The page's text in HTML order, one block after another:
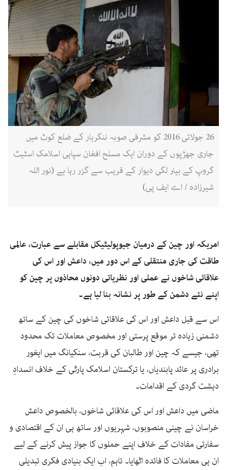
26 جولائی 2016 کو مشرقی صوبہ ننگرہار کے ضلع کوٹ میں
جاری جھڑپوں کے دوران ایک مسلح افغان سپاہی اسلامک اسٹیٹ
گروپ کے بینر لگی دیوار کے قریب سے گزر رہا ہے (نور اللہ
شیرزادہ / اے ایف پی)
امریکہ اور چین کے درمیان جیوپولیٹیکل مقابلے سے عبارت، عالمی
طاقت کی جاری منتقلی کے اس دور میں، داعش اور اس کی
علاقائی شاخوں نے عملی اور نظریاتی دونوں محاذوں پر چین کو
اپنے نئے دشمن کے طور پر نشانہ بنا لیا ہے۔
اس سے قبل داعش اور اس کی علاقائی شاخوں کی چین کے ساتھ
دشمنی زیادہ تر موقع پرستی اور مخصوص معاملات تک محدود
تھی، جیسے کہ چین اور طالبان کی قربت، سنکیانگ میں ایغور
برادری پر عائد پابندیاں، یا ترکستان اسلامک پارٹی کے خلاف انسدادِ
دہشت گردی کے اقدامات۔
ماضی میں داعش اور اس کی علاقائی شاخوں، بالخصوص داعش
خراسان نے چینی منصوبوں، شہریوں اور ساتھ ہی ان کے اقتصادی و
سفارتی مفادات کے خلاف اپنے حملوں کا جواز پیش کرنے کے لیے
ان ہی معاملات کا فائدہ اٹھایا۔ تاہم، اب ایک بنیادی فکری تبدیلی